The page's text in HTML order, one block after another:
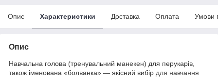
Опис Характеристики Доставка Оплата Умови
Опис
Навчальна голова (тренувальний манекен) для перукарів,
також іменована «болванка» — якісний вибір для навчання